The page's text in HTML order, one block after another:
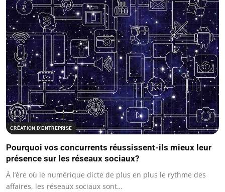
CRÉATION D’ENTREPRISE
Pourquoi vos concurrents réussissent-ils mieux leur
présence sur les réseaux sociaux?
À l’ère où le numérique dicte de plus en plus le rythme des
affaires, les réseaux sociaux sont…